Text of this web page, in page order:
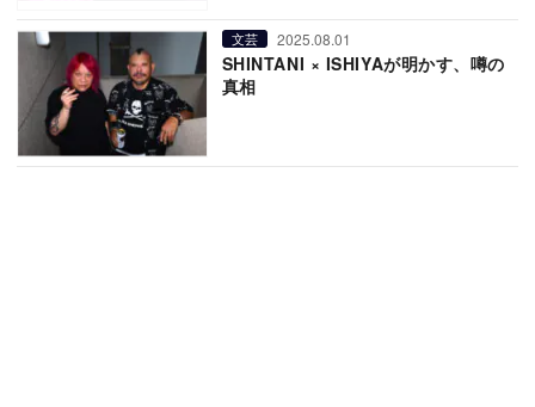
文芸 2025.08.01
SHINTANI × ISHIYAが明かす、噂の
真相